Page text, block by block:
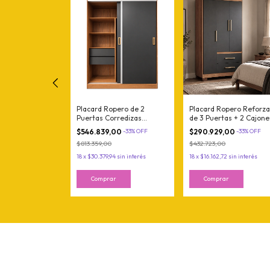
Placard Ropero de 2
Puertas Corredizas
Guardaropas Grafito Teca
Maximo Fortaleza
$546.839,00 -33%OFF
$813.359,00
18x $30.379,94 sin interés
Placard Ropero
de 3 Puertas + 2
Grafito Teca Maximo
Fortaleza
$290.929,00-33%OFF
$432.723,00
18x $16.162,72 sin interés